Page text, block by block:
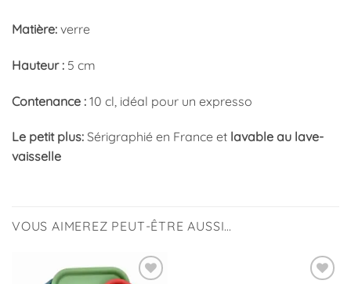
Matière: verre
Hauteur : 5 cm
Contenance : 10 cl, idéal pour un expresso
Le petit plus: Sérigraphié en France et lavable au lave-
vaisselle
VOUS AIMEREZ PEUT-ÊTRE AUSSI…